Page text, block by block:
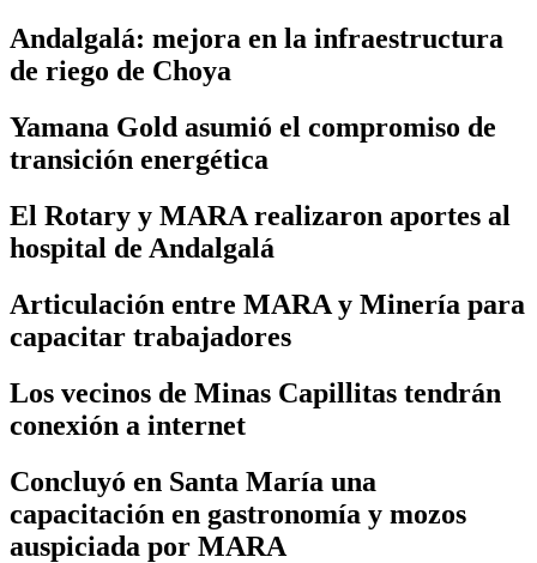
Andalgalá: mejora en la infraestructura
de riego de Choya
Yamana Gold asumió el compromiso de
transición energética
El Rotary y MARA realizaron aportes al
hospital de Andalgalá
Articulación entre MARA y Minería para
capacitar trabajadores
Los vecinos de Minas Capillitas tendrán
conexión a internet
Concluyó en Santa María una
capacitación en gastronomía y mozos
auspiciada por MARA